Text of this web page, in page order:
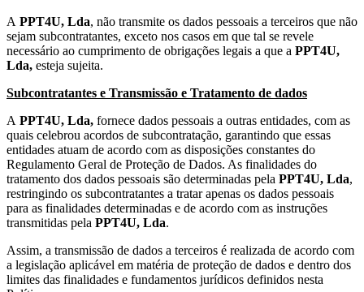
A PPT4U, Lda, não transmite os dados pessoais a terceiros que não
sejam subcontratantes, exceto nos casos em que tal se revele
necessário ao cumprimento de obrigações legais a que a PPT4U,
Lda, esteja sujeita.
Subcontratantes e Transmissão e Tratamento de dados
A PPT4U, Lda, fornece dados pessoais a outras entidades, com as
quais celebrou acordos de subcontratação, garantindo que essas
entidades atuam de acordo com as disposições constantes do
Regulamento Geral de Proteção de Dados. As finalidades do
tratamento dos dados pessoais são determinadas pela PPT4U, Lda,
restringindo os subcontratantes a tratar apenas os dados pessoais
para as finalidades determinadas e de acordo com as instruções
transmitidas pela PPT4U, Lda.
Assim, a transmissão de dados a terceiros é realizada de acordo com
a legislação aplicável em matéria de proteção de dados e dentro dos
limites das finalidades e fundamentos jurídicos definidos nesta